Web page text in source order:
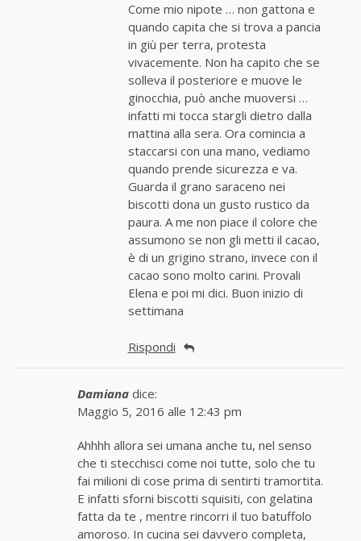
Come mio nipote … non gattona e
quando capita che si trova a pancia
in giù per terra, protesta
vivacemente. Non ha capito che se
solleva il posteriore e muove le
ginocchia, può anche muoversi …
infatti mi tocca stargli dietro dalla
mattina alla sera. Ora comincia a
staccarsi con una mano, vediamo
quando prende sicurezza e va.
Guarda il grano saraceno nei
biscotti dona un gusto rustico da
paura. A me non piace il colore che
assumono se non gli metti il cacao,
è di un grigino strano, invece con il
cacao sono molto carini. Provali
Elena e poi mi dici. Buon inizio di
settimana
Rispondi
Damiana dice:
Maggio 5, 2016 alle 12:43 pm
Ahhhh allora sei umana anche tu, nel senso
che ti stecchisci come noi tutte, solo che tu
fai milioni di cose prima di sentirti tramortita.
E infatti sforni biscotti squisiti, con gelatina
fatta da te , mentre rincorri il tuo batuffolo
amoroso. In cucina sei davvero completa,